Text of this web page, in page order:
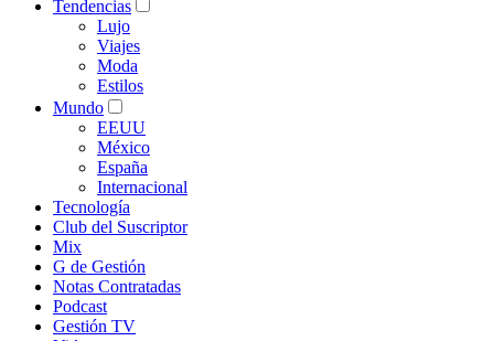
Tendencias
Lujo
Viajes
Moda
Estilos
Mundo
EEUU
México
España
Internacional
Tecnología
Club del Suscriptor
Mix
G de Gestión
Notas Contratadas
Podcast
Gestión TV